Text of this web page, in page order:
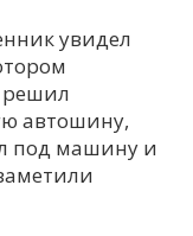
С
увидел
решил
автошину,
под машину и